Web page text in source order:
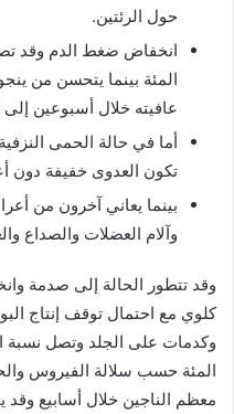
حول الرئتين.
انخفاض ضغط الدم وقد
المئة بينما يتحسن من
عافيته خلال أسبوعين إلى
أما في حالة الحمى
تكون العدوى خفيفة دون
بينما يعاني آخرون من
وآلام العضلات والصداع
وقد تتطور الحالة إلى صدمة
كلوي مع احتمال توقف إنتاج
وكدمات على الجلد وتصل
المئة حسب سلالة الفيروس
معظم الناجين خلال أسابيع وقد